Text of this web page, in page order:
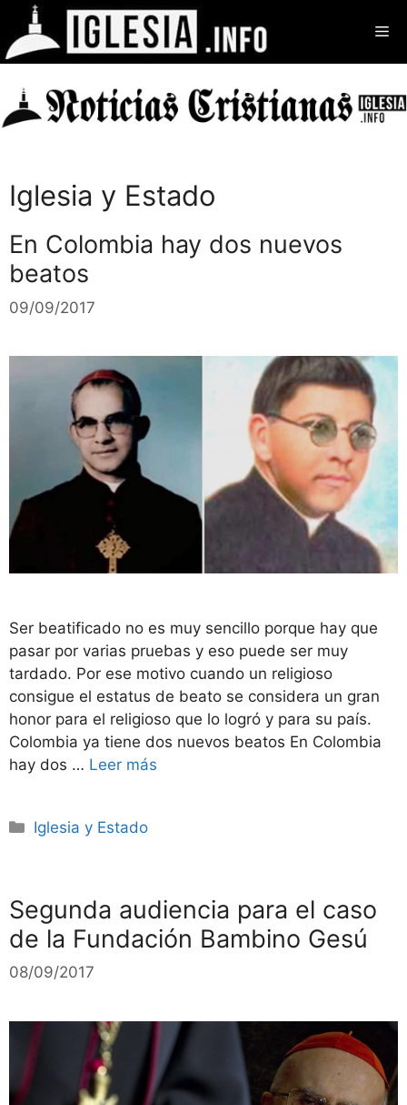
Saltar
contenido
Iglesia y Estado
En Colombia hay dos nuevos
beatos
09/09/2017
Ser beatificado no es muy sencillo porque hay que
pasar por varias pruebas y eso puede ser muy
tardado. Por ese motivo cuando un religioso
consigue el estatus de beato se considera un gran
honor para el religioso que lo logró y para su país.
Colombia ya tiene dos nuevos beatos En Colombia
hay dos … Leer más
Categorías
Iglesia y Estado
Segunda audiencia para el caso
de la Fundación Bambino Gesú
08/09/2017